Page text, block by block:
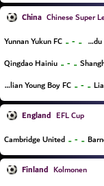
China Chinese Super
Yunnan Yukun FC .. - .. Chengdu Rongcheng FC
Qingdao Hainiu .. - ..
Dalian Young Boy FC .. - ..
England EFL Cup
Cambridge United .. - ..
Finland Kolmonen